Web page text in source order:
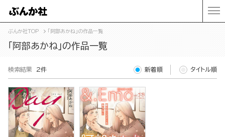
ぶんか社TOP 「阿部あかね」の作品一覧
「阿部あかね」の作品一覧
検索結果 2件 新着順 タイトル順